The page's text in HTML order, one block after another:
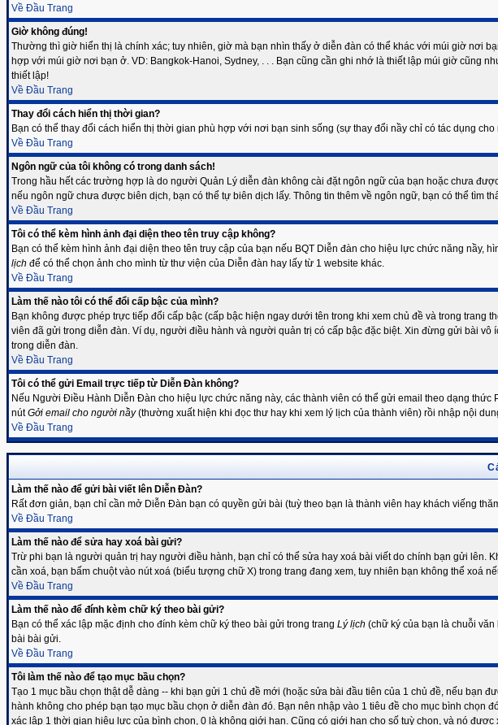
Về Đầu Trang
Giờ không đúng!
Thường thì giờ hiển thị là chính xác; tuy nhiên, giờ mà bạn nhìn thấy ở diễn đàn có thể khác với múi giờ nơi
hợp với múi giờ nơi bạn ở. VD: Bangkok-Hanoi, Sydney, . . . Bạn cũng cần ghi nhớ là thiết lập múi giờ cũng
thiết lập!
Về Đầu Trang
Thay đổi cách hiển thị thời gian?
Bạn có thể thay đổi cách hiển thị thời gian phù hợp với nơi bạn sinh sống (sự thay đổi nầy chỉ có tác dụng cho
Về Đầu Trang
Ngôn ngữ của tôi không có trong danh sách!
Trong hầu hết các trường hợp là do người Quản Lý diễn đàn không cài đặt ngôn ngữ của bạn hoặc chưa
nếu ngôn ngữ chưa được biên dịch, bạn có thể tự biên dịch lấy. Thông tin thêm về ngôn ngữ, bạn có thể tìm
Về Đầu Trang
Tôi có thể kèm hình ảnh đại diện theo tên truy cập không?
Bạn có thể kèm hình ảnh đại diện theo tên truy cập của bạn nếu BQT Diễn đàn cho hiệu lực chức năng
lịch để có thể chọn ảnh cho mình từ thư viện của Diễn đàn hay lấy từ 1 website khác.
Về Đầu Trang
Làm thế nào tôi có thể đổi cấp bậc của mình?
Bạn không được phép trực tiếp đổi cấp bậc (cấp bậc hiện ngay dưới tên trong khi xem chủ đề và trong
viên đã gửi trong diễn đàn. Ví dụ, người điều hành và người quản trị có cấp bậc đặc biệt. Xin đừng gửi bài
trong diễn đàn.
Về Đầu Trang
Tôi có thể gửi Email trực tiếp từ Diễn Đàn không?
Nếu Người Điều Hành Diễn Đàn cho hiệu lực chức năng này, các thành viên có thể gửi email theo dạng
nútGởi email cho người nầy(thường xuất hiện khi đọc thư hay khi xem lý lịch của thành viên) rồi nhập nội
Về Đầu Trang
Làm thế nào để gửi bài viết lên Diễn Đàn?
Rất đơn giản, bạn chỉ cần mở Diễn Đàn bạn có quyền gửi bài (tuỳ theo bạn là thành viên hay khách viếng
Về Đầu Trang
Làm thế nào để sửa hay xoá bài gửi?
Trừ phi bạn là người quản trị hay người điều hành, bạn chỉ có thể sửa hay xoá bài viết do chính bạn gửi lên.
cần xoá, bạn bấm chuột vào nút xoá (biểu tượng chữ X) trong trang đang xem, tuy nhiên bạn không thể xoá
Về Đầu Trang
Làm thế nào để đính kèm chữ ký theo bài gửi?
Bạn có thể xác lập mặc định cho đính kèm chữ ký theo bài gửi trong trang Lý lịch (chữ ký của bạn là chuỗi
bài bài gửi.
Về Đầu Trang
Tôi làm thế nào để tạo mục bầu chọn?
Tạo 1 mục bầu chọn thật dễ dàng -- khi bạn gửi 1 chủ đề mới (hoặc sửa bài đầu tiên của 1 chủ đề, nếu bạn
hành không cho phép bạn tạo mục bầu chọn ở diễn đàn đó. Bạn nên nhập vào 1 tiêu đề cho mục bình chọn
xác lập 1 thời gian hiệu lực của bình chọn, 0 là không giới hạn. Cũng có giới hạn cho số tuỳ chọn, và nó